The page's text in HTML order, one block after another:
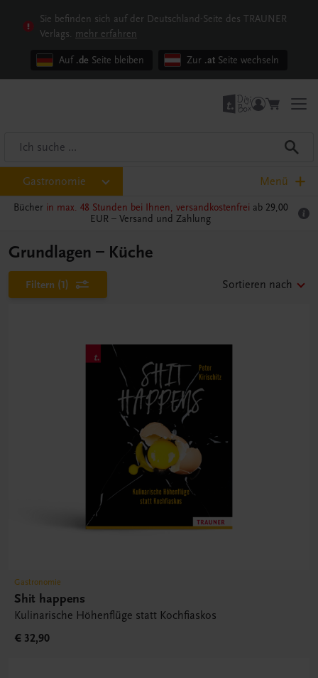
Sie befinden sich auf der Deutschland-Seite des TRAUNER
Verlags. mehr erfahren
Auf .de Seite bleiben Zur .at Seite wechseln
Gastronomie Menü
Bücher in max. 48 Stunden bei Ihnen, versandkostenfrei ab 29,00
EUR – Versand und Zahlung
Grundlagen – Küche
Filtern (1) Sortieren nach
Gastronomie
Shit happens
Kulinarische Höhenflüge statt Kochfiaskos
€ 32,90